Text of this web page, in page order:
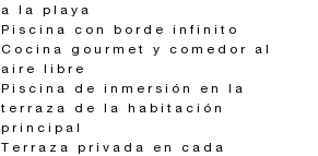
a la playa
Piscina con borde infinito
Cocina gourmet y comedor al
aire libre
Piscina de inmersión en la
terraza de la habitación
principal
Terraza privada en cada